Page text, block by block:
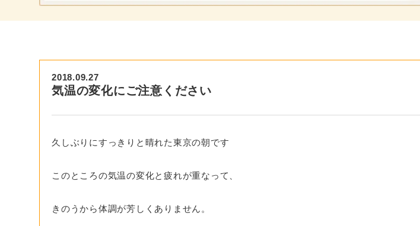
2018.09.27
気温の変化にご注意ください
久しぶりにすっきりと晴れた東京の朝です
このところの気温の変化と疲れが重なって、
きのうから体調が芳しくありません。